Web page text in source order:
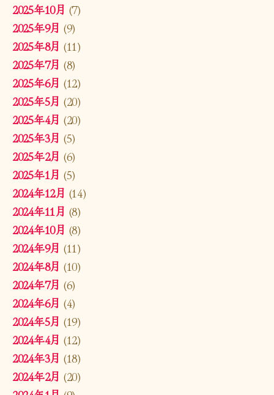
2025年10月 (7)
2025年9月 (9)
2025年8月 (11)
2025年7月 (8)
2025年6月 (12)
2025年5月 (20)
2025年4月 (20)
2025年3月 (5)
2025年2月 (6)
2025年1月 (5)
2024年12月 (14)
2024年11月 (8)
2024年10月 (8)
2024年9月 (11)
2024年8月 (10)
2024年7月 (6)
2024年6月 (4)
2024年5月 (19)
2024年4月 (12)
2024年3月 (18)
2024年2月 (20)